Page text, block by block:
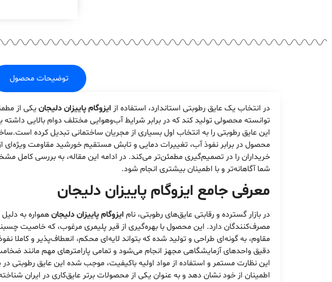
توضیحات محصول
در انتخاب یک عایق رطوبتی استاندارد، استفاده از ایزوگام پاییزان دلیجان یکی از
توانسته محصولی تولید کند که در برابر شرایط آب‌وهوایی مختلف دوام بالایی
این عایق رطوبتی را به انتخاب اول بسیاری از مجریان ساختمانی تبدیل کرده
محصول در برابر نفوذ آب، تغییرات دمایی و تابش مستقیم خورشید مقاومت ویژه‌ای
خریداران را در تصمیم‌گیری مطمئن‌تر می‌کند. در ادامه این مقاله، به بررسی کامل
شما آگاهانه‌تر و با اطمینان بیشتری انجام شود.
معرفی جامع ایزوگام پاییزان دلیجان
در بازار گسترده و رقابتی عایق‌های رطوبتی، نام ایزوگام پاییزان دلیجانهمواره به دلیل
مصرف‌کنندگان دارد. این محصول با بهره‌گیری از قیر پلیمری مرغوب، که خاصیت
مقاوم، به گونه‌ای طراحی و تولید شده که بتواند لایه‌ای محکم، انعطاف‌پذیر و کاملا
دقیق واحدهای آزمایشگاهی مجهز انجام می‌شود و تمامی پارامترهای مهم مانند
این نظارت مستمر و استفاده از مواد اولیه باکیفیت، موجب شده این عایق رطوبتی
اطمینان از خود نشان دهد و به عنوان یکی از محصولات برتر عایق‌کاری در ایران